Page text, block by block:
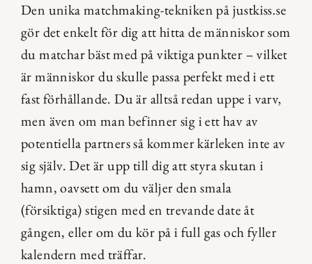
Den unika matchmaking-tekniken på justkiss.se
gör det enkelt för dig att hitta de människor som
du matchar bäst med på viktiga punkter – vilket
är människor du skulle passa perfekt med i ett
fast förhållande. Du är alltså redan uppe i varv,
men även om man befinner sig i ett hav av
potentiella partners så kommer kärleken inte av
sig själv. Det är upp till dig att styra skutan i
hamn, oavsett om du väljer den smala
(försiktiga) stigen med en trevande date åt
gången, eller om du kör på i full gas och fyller
kalendern med träffar.